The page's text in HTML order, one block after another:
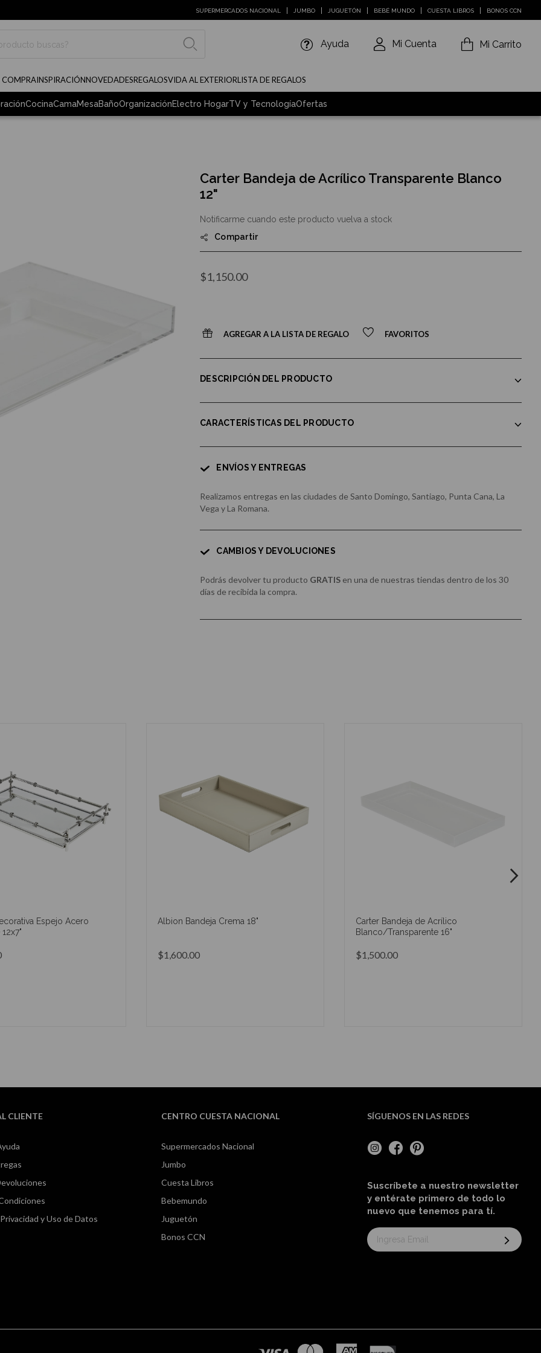
SUPERMERCADOS NACIONAL JUMBO JUGUETÓN BEBÉ MUNDO CUESTA LIBROS BONOS CCN
Ayuda Mi Cuenta Mi Carrito
COMPRAINSPIRACIÓNNOVEDADESREGALOSVIDA AL EXTERIORLISTA DE REGALOS
CocinaCamaMesaBañoOrganizaciónElectro HogarTV y TecnologíaOfertas
Carter Bandeja de Acrílico Transparente Blanco
12"
Compartir
$1,150.00
Notificarme cuando este producto vuelva a stock
AGREGAR A LA LISTA DE REGALO FAVORITOS
DESCRIPCIÓN DEL PRODUCTO
CARACTERÍSTICAS DEL PRODUCTO
ENVÍOS Y ENTREGAS
Realizamos entregas en las ciudades de Santo Domingo, Santiago, Punta Cana, La
Vega y La Romana.
CAMBIOS Y DEVOLUCIONES
Podrás devolver tu producto GRATIS en una de nuestras tiendas dentro de los 30
días de recibida la compra.
Espejo Acero
Albion Bandeja Crema 18"
$1,600.00
Carter Bandeja de Acrílico
Blanco/Transparente 16"
$1,500.00
CLIENTE
y Uso de Datos
CENTRO CUESTA NACIONAL
Supermercados Nacional
Jumbo
Cuesta Libros
Bebemundo
Juguetón
Bonos CCN
SÍGUENOS EN LAS REDES
Suscríbete a nuestro newsletter
y entérate primero de todo lo
nuevo que tenemos para tí.
Suscríbase
al